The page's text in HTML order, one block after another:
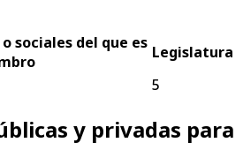
sociales del que es Legislatura
5
y privadas para